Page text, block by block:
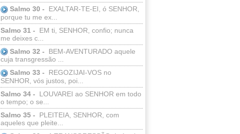
Salmo 30 -
EXALTAR-TE-EI, ó SENHOR,
porque tu me ex...
Salmo 31 -
EM ti, SENHOR, confio; nunca
me deixes c...
Salmo 32 -
BEM-AVENTURADO aquele
cuja transgressão ...
Salmo 33 -
REGOZIJAI-VOS no
SENHOR, vós justos, poi...
Salmo 34 -
LOUVAREI ao SENHOR em todo
o tempo; o se...
Salmo 35 -
PLEITEIA, SENHOR, com
aqueles que pleite...